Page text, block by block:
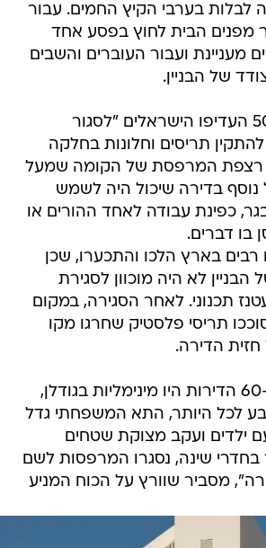
לבלות בערבי הקיץ החמים. עבור
מפנים הבית לחוץ בפסע אחד
מעניינת ועבור העוברים והשבים
של הבניין.
אולם, בשנות ה-50 העדיפו הישראלים "לסגור
תריסים וחלונות בחלקה
רצפת המרפסת של הקומה שמעל
בדירה שיכול היה לשמש
כפינת עבודה לאחד ההורים או
בו דברים.
רבים בארץ הלכו והתכערו, שכן
הבניין לא היה מוכוון לסגירת
תכנוני. לאחר הסגירה, במקום
תריסי פלסטיק שחרגו מקו
חזית הדירה.
"בשנות ה-50 וה-60 הדירות היו מינימליות בגודלן,
מרובע לכל היותר, התא המשפחתי גדל
ילדים ועקב מצוקת שטחים
שינה, נסגרו המרפסות לשם
מסביר שוורץ על הכוח המניע